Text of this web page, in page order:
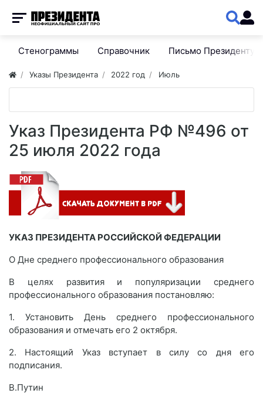
Стенограммы Справочник Письмо Президенту
Указы Президента 2022 год Июль
Указ Президента РФ №496 от
25 июля 2022 года
УКАЗ ПРЕЗИДЕНТА РОССИЙСКОЙ ФЕДЕРАЦИИ
О Дне среднего профессионального образования
В целях развития и популяризации среднего
профессионального образования постановляю:
1. Установить День среднего профессионального
образования и отмечать его 2 октября.
2. Настоящий Указ вступает в силу со дня его
подписания.
В.Путин